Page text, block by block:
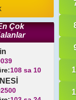
Çok
108 sa 10